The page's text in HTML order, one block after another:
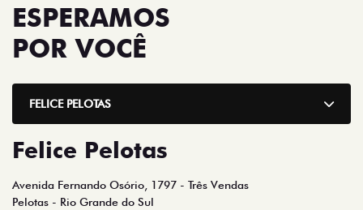
ESPERAMOS
POR VOCÊ
FELICE PELOTAS
Felice Pelotas
Avenida Fernando Osório, 1797 - Três Vendas
Pelotas - Rio Grande do Sul